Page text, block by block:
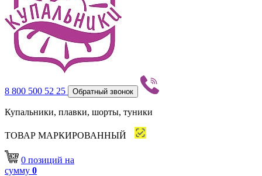
8 800 500 52 25 Обратный звонок
Купальники, плавки, шорты, туники
ТОВАР МАРКИРОВАННЫЙ
0 позиций на
сумму 0